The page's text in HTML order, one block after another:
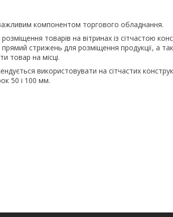
компонентом торгового обладнання.
товарів на вітринах із сітчастою
стрижень для розміщення продукції, а
товар на місці.
використовувати на сітчастих
50 і 100 мм.